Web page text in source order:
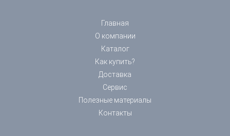
Главная
О компании
Каталог
Как купить?
Доставка
Сервис
Полезные материалы
Контакты